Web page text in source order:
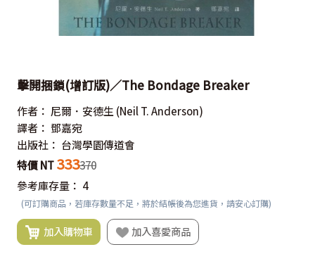
擊開捆鎖(增訂版)／The Bondage Breaker
作者： 尼爾．安德生 (Neil T. Anderson)
譯者： 鄧嘉宛
出版社： 台灣學園傳道會
特價 NT 333370
參考庫存量： 4
(可訂購商品，若庫存數量不足，將於結帳後為您進貨，請安心訂購)
加入購物車 加入喜愛商品